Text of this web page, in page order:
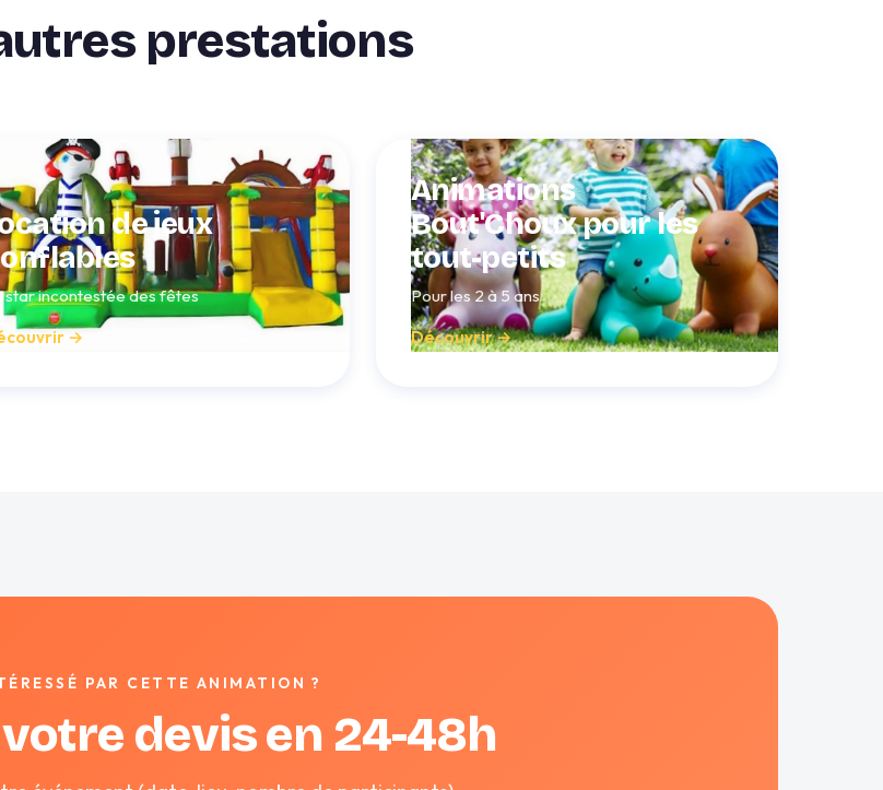
prestations
de jeux
star incontestée des fêtes
→
Animations
Bout'Choux pour les
tout-petits
Pour les 2 à 5 ans
Découvrir →
PAR CETTE ANIMATION ?
devis en 24-48h